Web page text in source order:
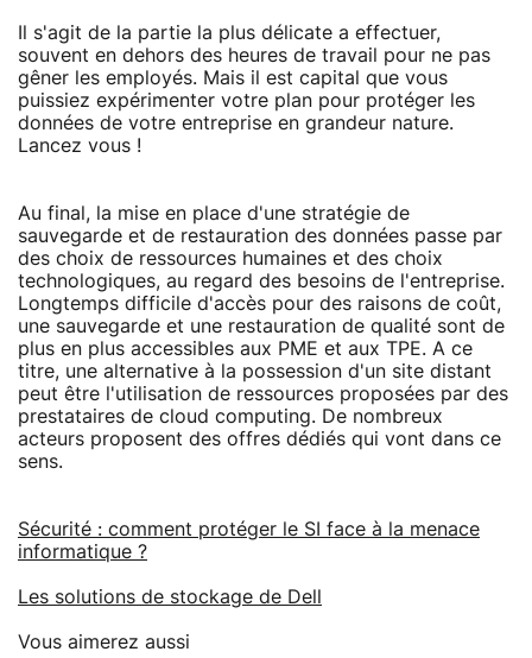
Il s'agit de la partie la plus délicate a effectuer,
souvent en dehors des heures de travail pour ne pas
gêner les employés. Mais il est capital que vous
puissiez expérimenter votre plan pour protéger les
données de votre entreprise en grandeur nature.
Lancez vous !
Au final, la mise en place d'une stratégie de
sauvegarde et de restauration des données passe par
des choix de ressources humaines et des choix
technologiques, au regard des besoins de l'entreprise.
Longtemps difficile d'accès pour des raisons de coût,
une sauvegarde et une restauration de qualité sont de
plus en plus accessibles aux PME et aux TPE. A ce
titre, une alternative à la possession d'un site distant
peut être l'utilisation de ressources proposées par des
prestataires de cloud computing. De nombreux
acteurs proposent des offres dédiés qui vont dans ce
sens.
Sécurité : comment protéger le SI face à la menace
informatique ?
Les solutions de stockage de Dell
Vous aimerez aussi